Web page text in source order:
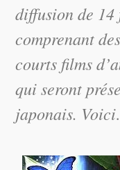
diffusion de 14
comprenant
courts films
qui seront
japonais.